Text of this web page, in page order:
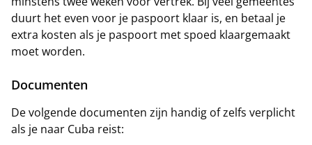
duurt het even voor je paspoort klaar is, en betaal je
extra kosten als je paspoort met spoed klaargemaakt
moet worden.
Documenten
De volgende documenten zijn handig of zelfs verplicht
als je naar Cuba reist: